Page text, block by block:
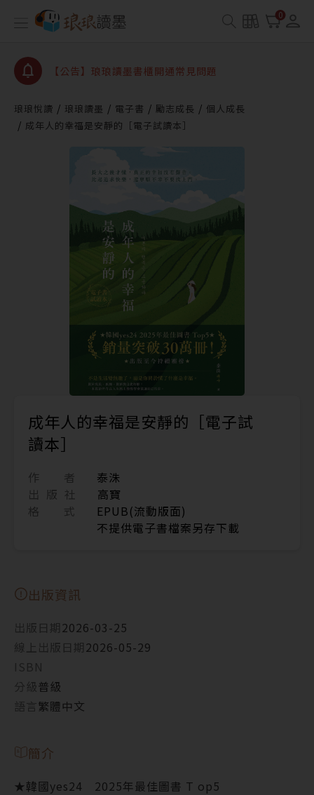
0
【公告】因 Readmoo 讀墨系統維護中，本站同步暫
停部分閱讀服務
【公告】琅琅讀墨書櫃開通常見問題
請圖文教學
【公告】琅琅書店服務升級重要說明及資產合併結果
查詢
琅琅悅讀 琅琅讀墨 電子書 勵志成長
個人成長
成年人的幸福是安靜的［電子試讀本］
成年人的幸福是安靜的［電子試
讀本］
作 者
泰洙
出 版 社
高寶
格 式
EPUB(流動版面)
不提供電子書檔案另存下載
出版資訊
出版日期2026-03-25
線上出版日期2026-05-29
ISBN
分級普級
語言繁體中文
簡介
★韓國yes24 2025年最佳圖書 T op5